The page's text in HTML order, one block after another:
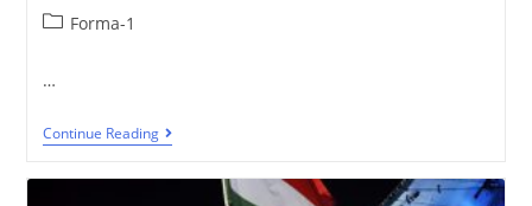
Forma-1
…
Continue Reading